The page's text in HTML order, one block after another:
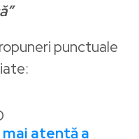
punctuale
atentă a